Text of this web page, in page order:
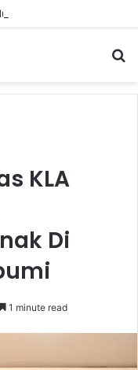
KLA
Di
1 minute read